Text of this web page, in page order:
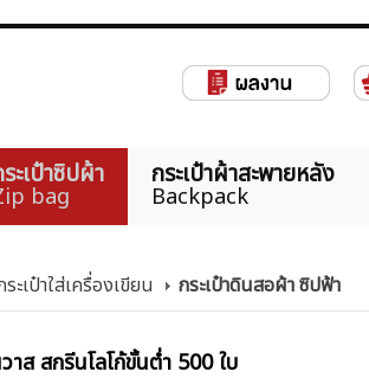
ะเป๋าซิปผ้า
bag
กระเป๋าผ้าสะพายหลัง
Backpack
ระเป๋าใส่เครื่องเขียน กระเป๋าดินสอผ้า ซิปฟ้า
ส สกรีนโลโก้ขั้นต่ำ 500 ใบ